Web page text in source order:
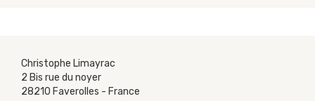
Christophe Limayrac
2 Bis rue du noyer
28210 Faverolles - France